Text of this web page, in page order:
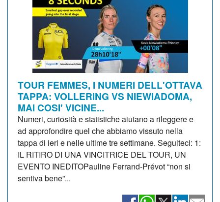
TOUR FEMMES, I NUMERI DELL'OTTAVA
TAPPA: VOLLERING VS NIEWIADOMA,
MAI COSI' VICINE...
Numeri, curiosità e statistiche aiutano a rileggere e
ad approfondire quel che abbiamo vissuto nella
tappa di ieri e nelle ultime tre settimane. Seguiteci: 1:
IL RITIRO DI UNA VINCITRICE DEL TOUR, UN
EVENTO INEDITOPauline Ferrand-Prévot “non si
sentiva bene”...